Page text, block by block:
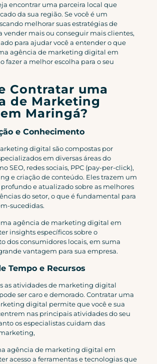
encontrar uma parceira local que
da sua região. Se você é um
melhorar suas estratégias de
vender mais ou conseguir mais clientes,
para ajudar você a entender o que
agência de marketing digital em
fazer a melhor escolha para o seu
Contratar uma
de Marketing
Maringá?
e Conhecimento
digital são compostas por
em diversas áreas do
SEO, redes sociais, PPC (pay-per-click),
e criação de conteúdo. Eles trazem um
e atualizado sobre as melhores
do setor, o que é fundamental para
sucedidas.
agência de marketing digital em
insights específicos sobre o
dos consumidores locais, em suma
vantagem para sua empresa.
Tempo e Recursos
as atividades de marketing digital
ser caro e demorado. Contratar uma
digital permite que você e sua
nas principais atividades do seu
os especialistas cuidam das
agência de marketing digital em
acesso a ferramentas e tecnologias que